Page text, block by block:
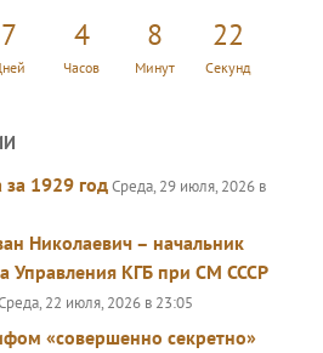
7 4
Часов
8
Минут
22
Секунд
за 1929 годСреда, 29 июля, 2026 в
Николаевич – начальник
Управления КГБ при СМ СССР
22 июля, 2026 в 23:05
«совершенно секретно»